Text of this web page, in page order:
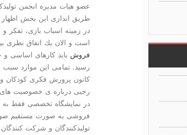
عضو هیات مدیره انجمن
طریق اندازی این بخش
در زمینه اسباب بازی، تفكر
است و الان یك اتفاق نظری
فروش باید كارهای اساسی
رسید. تمامی این موارد سبب
كانون پرورش فكری كودكان
رجبی درباره ی خصوصیت های
در نمایشگاه تخصصی فقط به
فروشی به صورت مستقیم
تولیدكنندگان و شركت